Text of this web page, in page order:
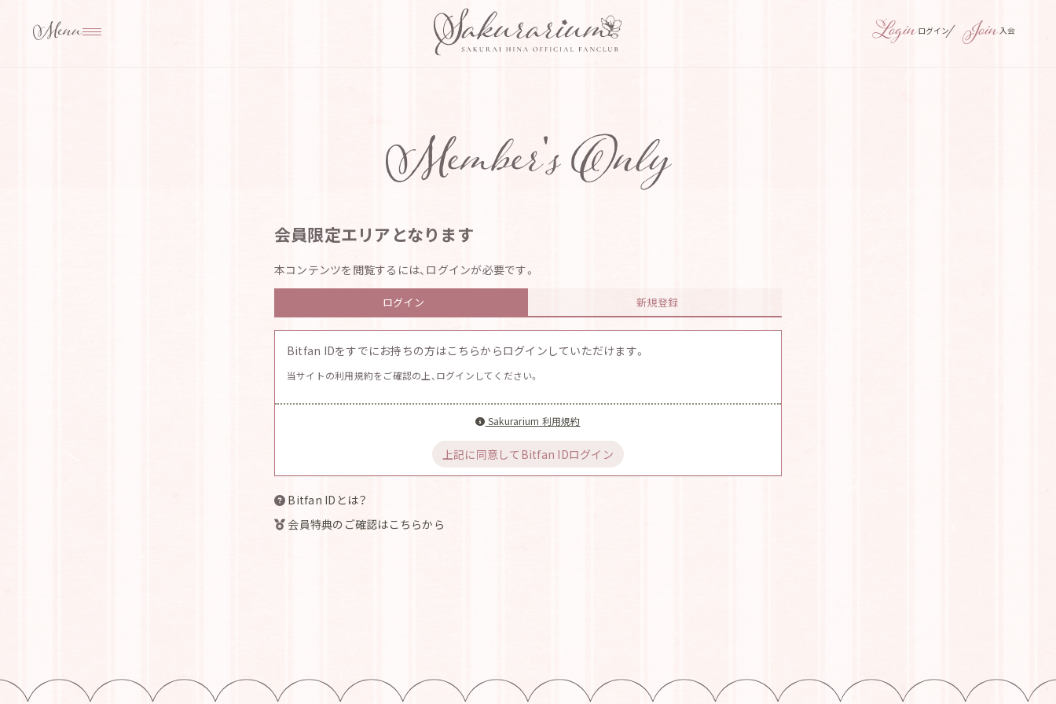
ログイン 入会
Member's Only
会員限定エリアとなります
本コンテンツを閲覧するには、ログインが必要です。
ログイン 新規登録
Bitfan IDをすでにお持ちの方はこちらからログインしていただけます。
当サイトの利用規約をご確認の上、ログインしてください。
Sakurarium 利用規約
上記に同意してBitfan IDログイン
Bitfan IDとは？
会員特典のご確認はこちらから